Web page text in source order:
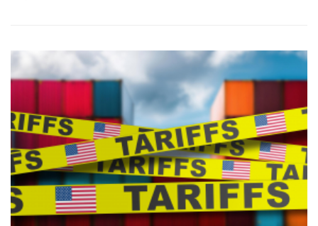
局Mrs. Theresa Belpulsi資深副總共同主持首航儀式，與現場的貴賓
及首航旅客共同見證這歷史性的一刻。自此長榮航空北美客運航線
正式擴增為10個航點，不僅是國籍航空之冠，更穩居北美航線霸主
地位。